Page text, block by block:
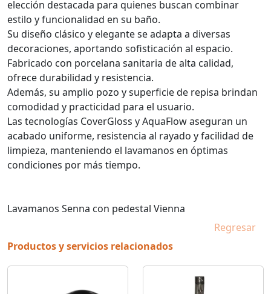
elección destacada para quienes buscan combinar
estilo y funcionalidad en su baño.
Su diseño clásico y elegante se adapta a diversas
decoraciones, aportando sofisticación al espacio.
Fabricado con porcelana sanitaria de alta calidad,
ofrece durabilidad y resistencia.
Además, su amplio pozo y superficie de repisa brindan
comodidad y practicidad para el usuario.
Las tecnologías CoverGloss y AquaFlow aseguran un
acabado uniforme, resistencia al rayado y facilidad de
limpieza, manteniendo el lavamanos en óptimas
condiciones por más tiempo.
Lavamanos Senna con pedestal Vienna
Regresar
Productos y servicios relacionados